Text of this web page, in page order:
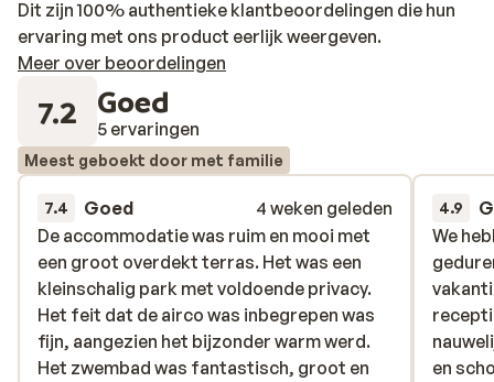
Dit zijn 100% authentieke klantbeoordelingen die hun
ervaring met ons product eerlijk weergeven.
Meer over beoordelingen
7.2 Goed
5 ervaringen
Meest geboekt door met familie
7.4 Goed
4 weken geleden
De accommodatie was ruim en mooi met
een groot overdekt terras. Het was een
kleinschalig park met voldoende privacy.
Het feit dat de airco was inbegrepen was
fijn, aangezien het bijzonder warm werd.
Het zwembad was fantastisch, groot en
De accommodatie was ruim en mooi met
een groot overdekt terras. Het was een
kleinschalig park met voldoende privacy.
Het feit dat de airco was inbegrepen was
fijn, aangezien het bijzonder warm werd.
Het zwembad was fantastisch, groot en
4.9
We
en
We
en